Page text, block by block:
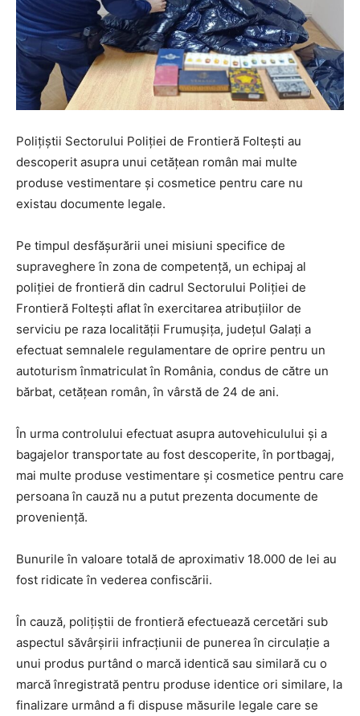
Poliţiştii Sectorului Poliţiei de Frontieră Foltești au
descoperit asupra unui cetățean român mai multe
produse vestimentare și cosmetice pentru care nu
existau documente legale.
Pe timpul desfăşurării unei misiuni specifice de
supraveghere în zona de competenţă, un echipaj al
poliţiei de frontieră din cadrul Sectorului Poliţiei de
Frontieră Foltești aflat în exercitarea atribuţiilor de
serviciu pe raza localității Frumușița, județul Galați a
efectuat semnalele regulamentare de oprire pentru un
autoturism înmatriculat în România, condus de către un
bărbat, cetățean român, în vârstă de 24 de ani.
În urma controlului efectuat asupra autovehiculului și a
bagajelor transportate au fost descoperite, în portbagaj,
mai multe produse vestimentare și cosmetice pentru care
persoana în cauză nu a putut prezenta documente de
proveniență.
Bunurile în valoare totală de aproximativ 18.000 de lei au
fost ridicate în vederea confiscării.
În cauză, poliţiştii de frontieră efectuează cercetări sub
aspectul săvârşirii infracţiunii de punerea în circulație a
unui produs purtând o marcă identică sau similară cu o
marcă înregistrată pentru produse identice ori similare, la
finalizare urmând a fi dispuse măsurile legale care se